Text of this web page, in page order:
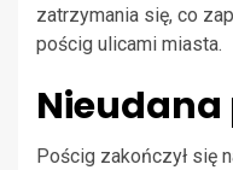
zatrzymania się, co
pościg ulicami miasta.
Nieudana
Pościg zakończył się